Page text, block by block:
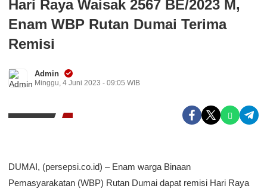
Hari Raya Waisak 2567 BE/2023 M,
Enam WBP Rutan Dumai Terima
Remisi
Admin
Minggu, 4 Juni 2023 - 09:05 WIB
DUMAI, (persepsi.co.id) – Enam warga Binaan
Pemasyarakatan (WBP) Rutan Dumai dapat remisi Hari Raya